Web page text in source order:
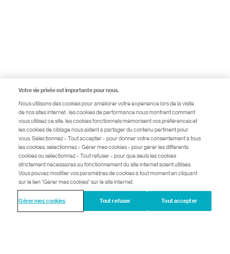
Votre vie privée est importante pour nous.
Nous utilisons des cookies pour améliorer votre expérience lors de la visite
de nos sites internet : les cookies de performance nous montrent comment
vous utilisez ce site, les cookies fonctionnels mémorisent vos préférences et
les cookies de ciblage nous aident à partager du contenu pertinent pour
vous. Sélectionnez « Tout accepter » pour donner votre consentement à tous
les cookies, sélectionnez « Gérer mes cookies » pour gérer les différents
cookies ou sélectionnez « Tout refuser » pour que seuls les cookies
strictement nécessaires au fonctionnement du site internet soient utilisés.
Vous pouvez modifier vos paramètres de cookies à tout moment en cliquant
sur le lien "Gérer mes cookies" sur le site internet.
Gérer mes cookies Tout refuser Tout accepter